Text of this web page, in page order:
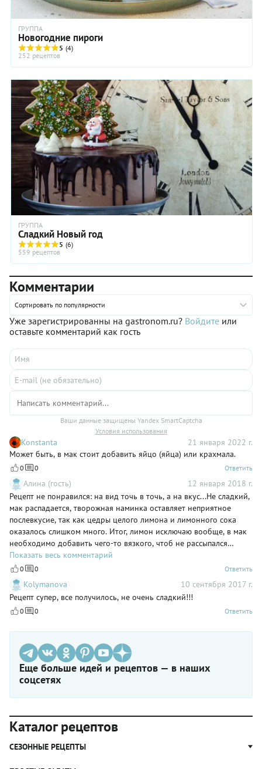
ГРУППА
Новогодние пироги
5 (4)
252 рецептов
ГРУППА
Сладкий Новый год
5 (6)
559 рецептов
Комментарии
Сортировать по популярности
Уже зарегистрированны на gastronom.ru? Войдите или
оставьте комментарий как гость
Ваши данные защищены Yandex SmartCaptcha
Условия использования
Konstanta
21 января 2022 г.
Может быть, в мак стоит добавить яйцо (яйца) или крахмала.
0 0 Ответить
Алина (гость)
12 января 2018 г.
Рецепт не понравился: на вид точь в точь, а на вкус...Не сладкий,
мак распадается, творожная наминка оставляет неприятное
послевкусие, так как цедры целого лимона и лимонного сока
оказалось слишком много. Итог, лимон исключаю вообще, в мак
необходимо добавить чего-то вязкого, чтоб не рассыпался
(например, мёд, ну или что там добавляют), побольше сахара.
Показать весь комментарий
0 0 Ответить
Kolymanova
10 сентября 2017 г.
Рецепт супер, все получилось, не очень сладкий!!!
0 0 Ответить
Еще больше идей и рецептов — в наших
соцсетях
Каталог рецептов
СЕЗОННЫЕ РЕЦЕПТЫ